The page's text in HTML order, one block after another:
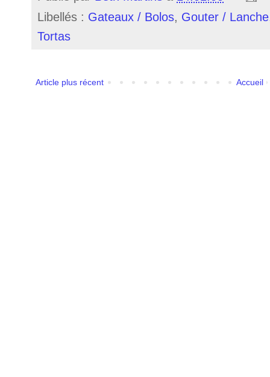
Libellés : Gateaux / Bolos, Gouter / Lanche
Tortas
Article plus récent Accueil